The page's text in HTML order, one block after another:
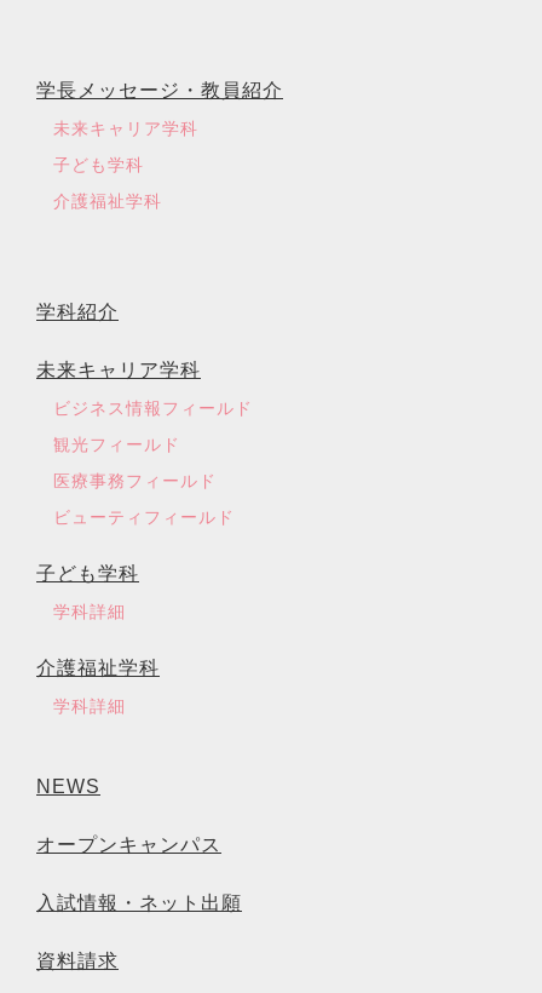
学長メッセージ・教員紹介
未来キャリア学科
子ども学科
介護福祉学科
学科紹介
未来キャリア学科
ビジネス情報フィールド
観光フィールド
医療事務フィールド
ビューティフィールド
子ども学科
学科詳細
介護福祉学科
学科詳細
NEWS
オープンキャンパス
入試情報・ネット出願
資料請求